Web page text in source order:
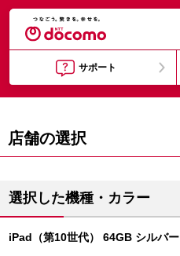
サポート
店舗の選択
選択した機種・カラー
iPad（第10世代） 64GB シルバー